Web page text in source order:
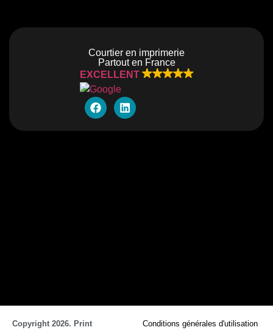
Courtier en imprimerie
Partout en France
EXCELLENT
Copyright 2026. Print Conditions générales d'utilisation